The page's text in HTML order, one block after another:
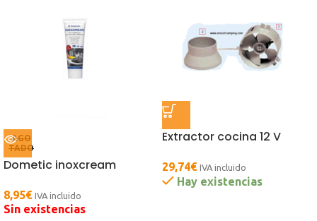
AGO
TADO
Dometic inoxcream
8,95€ IVA incluido
Sin existencias
Extractor cocina 12 V
29,74€ IVA incluido
Hay existencias